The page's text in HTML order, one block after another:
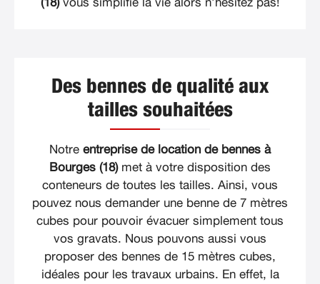
(18)vous simplifie la vie alors n’hésitez pas!
Des bennes de qualité aux
tailles souhaitées
Notre entreprise de location de bennes à
Bourges (18)met à votre disposition des
conteneurs de toutes les tailles. Ainsi, vous
pouvez nous demander une benne de 7 mètres
cubes pour pouvoir évacuer simplement tous
vos gravats. Nous pouvons aussi vous
proposer des bennes de 15 mètres cubes,
idéales pour les travaux urbains. En effet, la